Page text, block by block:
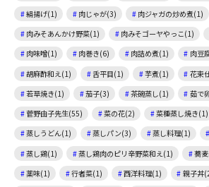
絹揚げ(1)
肉じゃが(3) 肉ジャガの炒め煮(1)
肉みそあんかけ野菜(1)
肉みそゴーヤやっこ(1)
肉味噌(1)
肉巻き(6) 肉詰め煮(1) 肉豆
胡麻酢和え(1)
舌平目(1) 芋煮(1)
花束
若草焼き(1)
茄子(3) 茶碗蒸し(1)
茹で
菅野由子先生(55)
菜の花(2) 菜種蒸し焼き(1)
蒸しうどん(1)
蒸しパン(3) 蒸し料理(1)
蒸し鶏(1)
蒸し鶏肉のピリ辛野菜和え(1) 蕎
薬味(1)
行者菜(1) 西洋料理(1) 親子丼